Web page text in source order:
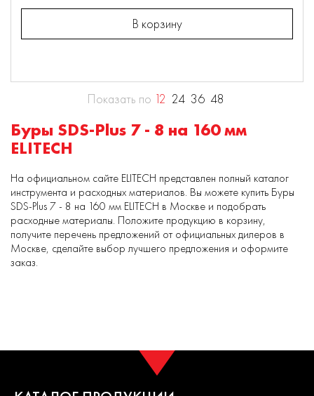
В корзину
Показать по 12 24 36 48
Буры SDS-Plus 7 - 8 на 160 мм
ELITECH
На официальном сайте ELITECH представлен полный каталог
инструмента и расходных материалов. Вы можете купить Буры
SDS-Plus 7 - 8 на 160 мм ELITECH в Москве и подобрать
расходные материалы. Положите продукцию в корзину,
получите перечень предложений от официальных дилеров в
Москве, сделайте выбор лучшего предложения и оформите
заказ.